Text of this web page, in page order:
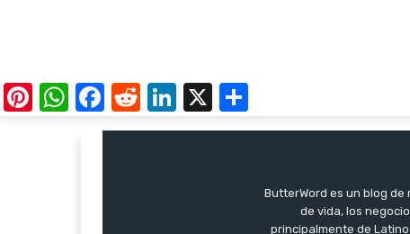
Pinterest
WhatsApp
Facebook
RedditLinkedIn
X
ButterWord es un blog
de vida, los
principalmente de